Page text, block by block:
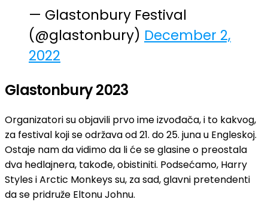
— Glastonbury Festival
(@glastonbury) December 2,
2022
Glastonbury 2023
Organizatori su objavili prvo ime izvođača, i to kakvog,
za festival koji se održava od 21. do 25. juna u Engleskoj.
Ostaje nam da vidimo da li će se glasine o preostala
dva hedlajnera, takođe, obistiniti. Podsećamo, Harry
Styles i Arctic Monkeys su, za sad, glavni pretendenti
da se pridruže Eltonu Johnu.